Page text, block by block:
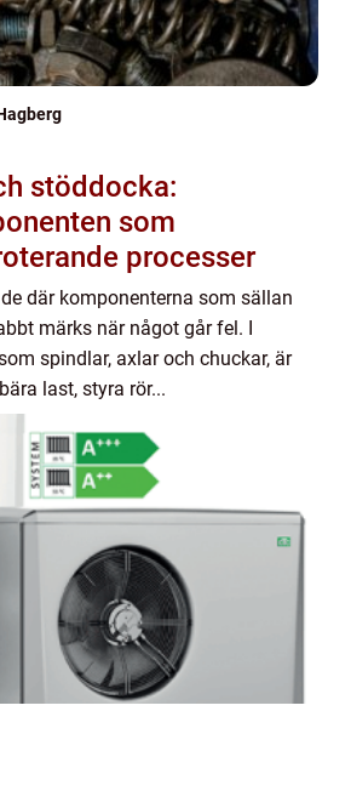
stöddocka:
som
processer
där komponenterna som sällan
märks när något går fel. I
spindlar, axlar och chuckar, är
last, styra rör...